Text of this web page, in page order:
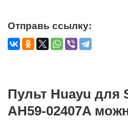
Отправь ссылку:
Пульт Huayu для
AH59-02407A